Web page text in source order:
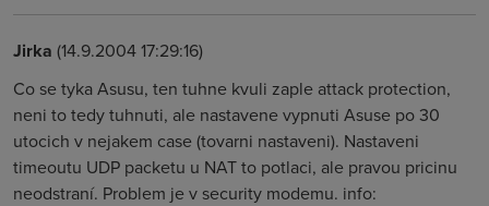
Jirka (14.9.2004 17:29:16)
Co se tyka Asusu, ten tuhne kvuli zaple attack protection,
neni to tedy tuhnuti, ale nastavene vypnuti Asuse po 30
utocich v nejakem case (tovarni nastaveni). Nastaveni
timeoutu UDP packetu u NAT to potlaci, ale pravou pricinu
neodstraní. Problem je v security modemu. info: